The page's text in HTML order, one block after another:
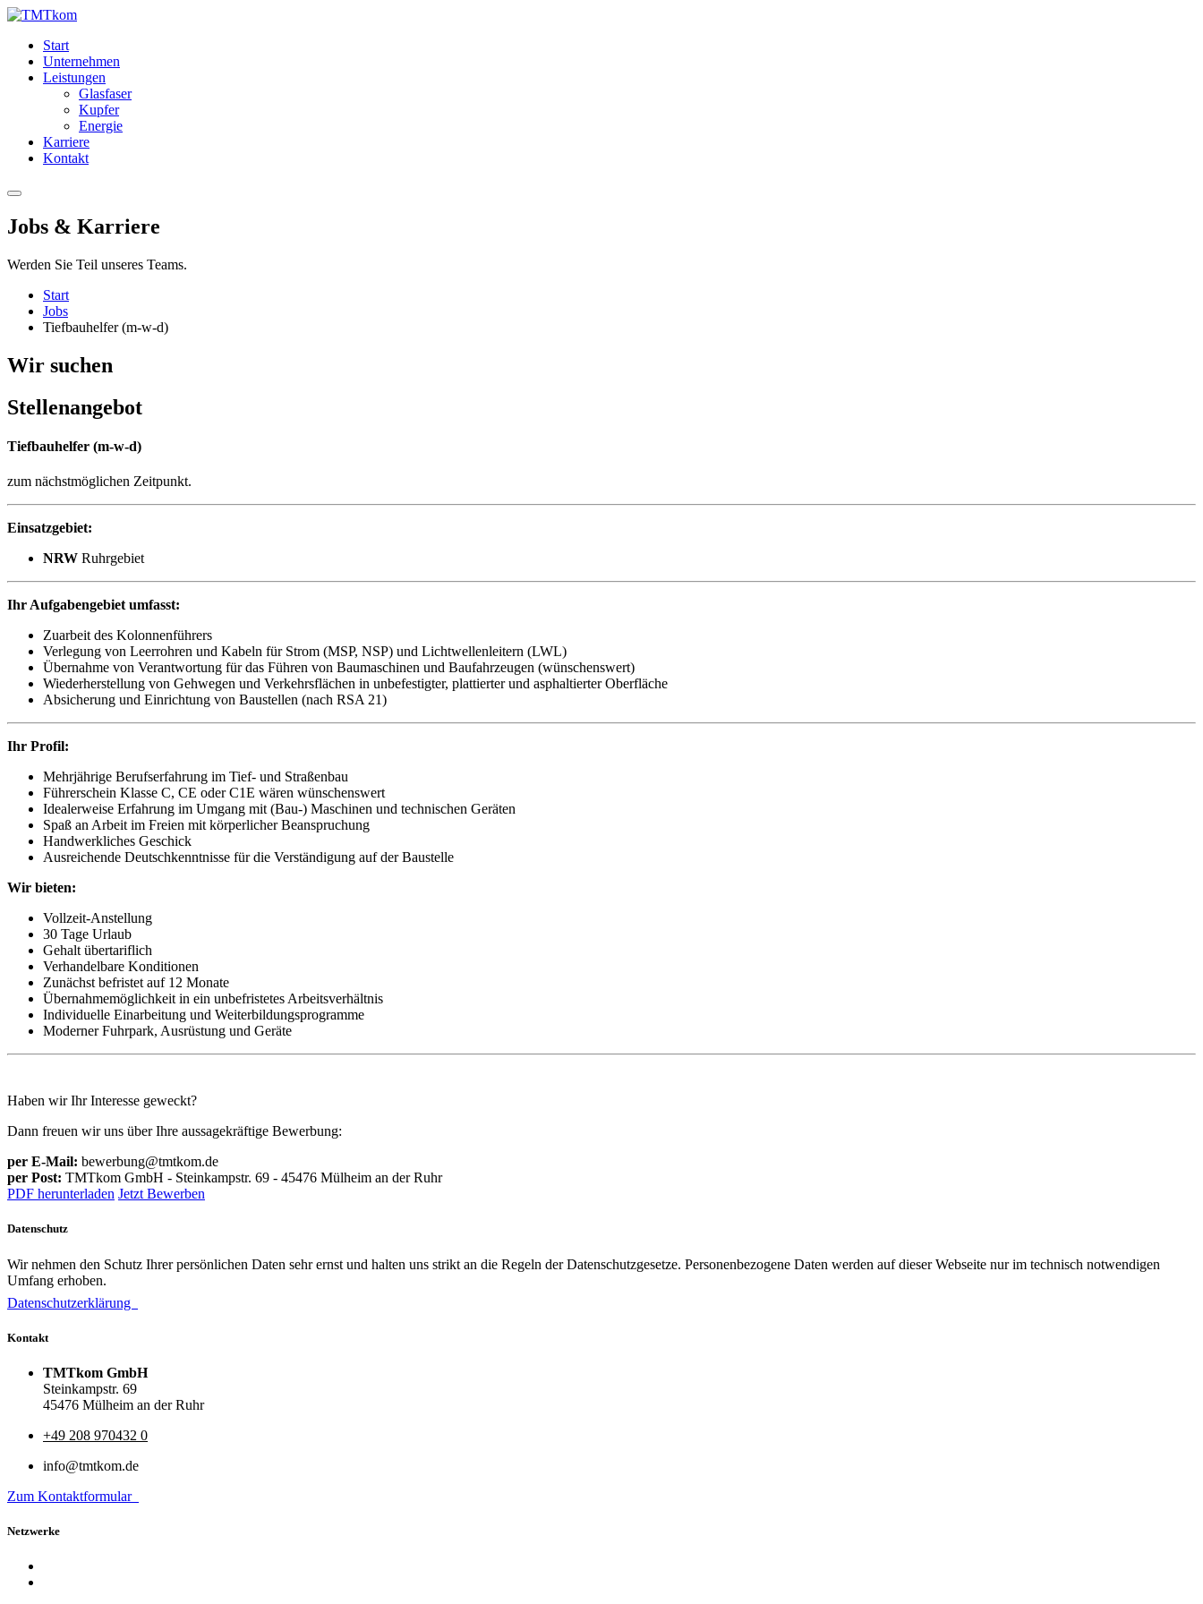
Start
Unternehmen
Leistungen
Glasfaser
Kupfer
Energie
Karriere
Kontakt
Jobs & Karriere
Werden Sie Teil unseres Teams.
Start
Jobs
Tiefbauhelfer (m-w-d)
Wir suchen
Stellenangebot
Tiefbauhelfer (m-w-d)
zum nächstmöglichen Zeitpunkt.
Einsatzgebiet:
NRW Ruhrgebiet
Ihr Aufgabengebiet umfasst:
Zuarbeit des Kolonnenführers
Verlegung von Leerrohren und Kabeln für Strom (MSP, NSP) und Lichtwellenleitern (LWL)
Übernahme von Verantwortung für das Führen von Baumaschinen und Baufahrzeugen (wünschenswert)
Wiederherstellung von Gehwegen und Verkehrsflächen in unbefestigter, plattierter und asphaltierter Oberfläche
Absicherung und Einrichtung von Baustellen (nach RSA 21)
Ihr Profil:
Mehrjährige Berufserfahrung im Tief- und Straßenbau
Führerschein Klasse C, CE oder C1E wären wünschenswert
Idealerweise Erfahrung im Umgang mit (Bau-) Maschinen und technischen Geräten
Spaß an Arbeit im Freien mit körperlicher Beanspruchung
Handwerkliches Geschick
Ausreichende Deutschkenntnisse für die Verständigung auf der Baustelle
Wir bieten:
Vollzeit-Anstellung
30 Tage Urlaub
Gehalt übertariflich
Verhandelbare Konditionen
Zunächst befristet auf 12 Monate
Übernahmemöglichkeit in ein unbefristetes Arbeitsverhältnis
Individuelle Einarbeitung und Weiterbildungsprogramme
Moderner Fuhrpark, Ausrüstung und Geräte
Haben wir Ihr Interesse geweckt?
Dann freuen wir uns über Ihre aussagekräftige Bewerbung:
per E-Mail: bewerbung@tmtkom.de
per Post: TMTkom GmbH - Steinkampstr. 69 - 45476 Mülheim an der Ruhr
PDF herunterladen Jetzt Bewerben
Datenschutz
Wir nehmen den Schutz Ihrer persönlichen Daten sehr ernst und halten uns strikt an die Regeln der Datenschutzgesetze. Personenbezogene Daten werden auf dieser Webseite nur im technisch notwendigen
Umfang erhoben.
Datenschutzerklärung
Kontakt
TMTkom GmbH
Steinkampstr. 69
45476 Mülheim an der Ruhr
+49 208 970432 0
info@tmtkom.de
Zum Kontaktformular
Netzwerke